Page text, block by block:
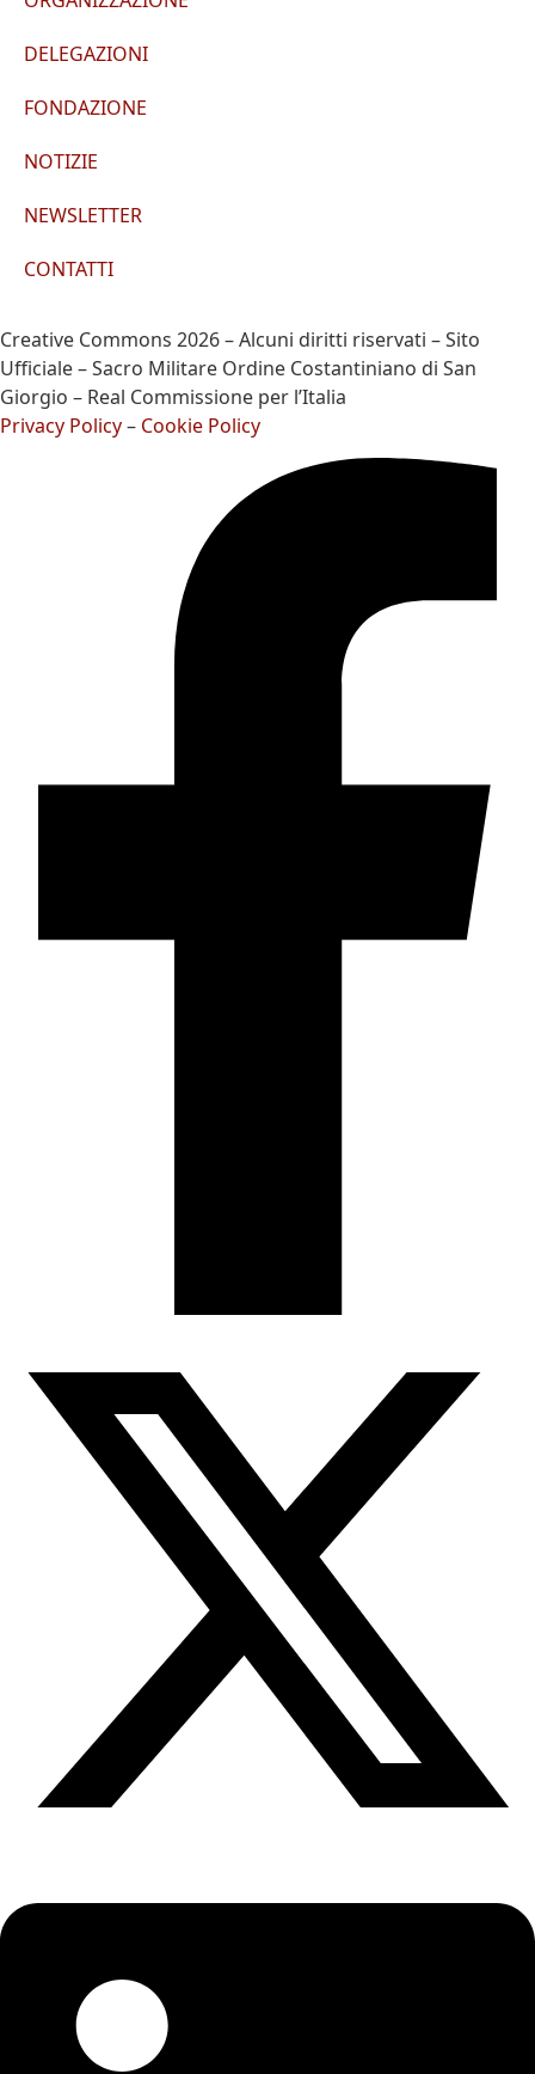
DELEGAZIONI
FONDAZIONE
NOTIZIE
NEWSLETTER
CONTATTI
Creative Commons 2026 – Alcuni diritti riservati – Sito
Ufficiale – Sacro Militare Ordine Costantiniano di San
Giorgio – Real Commissione per l’Italia
Privacy Policy– Cookie Policy